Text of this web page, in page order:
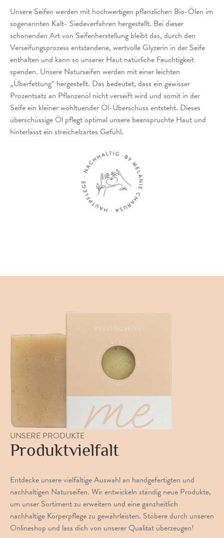
Unsere Seifen werden mit hochwertigen pflanzlichen Bio-Ölen im
sogenannten Kalt- Siedeverfahren hergestellt. Bei dieser
schonenden Art von Seifenherstellung bleibt das, durch den
Verseifungsprozess entstandene, wertvolle Glyzerin in der Seife
enthalten und kann so unserer Haut natürliche Feuchtigkeit
spenden. Unsere Naturseifen werden mit einer leichten
„Überfettung“ hergestellt. Das bedeutet, dass ein gewisser
Prozentsatz an Pflanzenöl nicht verseift wird und somit in der
Seife ein kleiner wohltuender Öl-Überschuss entsteht. Dieses
überschüssige Öl pflegt optimal unsere beanspruchte Haut und
hinterlässt ein streichelzartes Gefühl.
UNSERE PRODUKTE
Produktvielfalt
Entdecke unsere vielfältige Auswahl an handgefertigten und
nachhaltigen Naturseifen. Wir entwickeln ständig neue Produkte,
um unser Sortiment zu erweitern und eine ganzheitlich
nachhaltige Körperpflege zu gewährleisten. Stöbere durch unseren
Onlineshop und lass dich von unserer Qualität überzeugen!